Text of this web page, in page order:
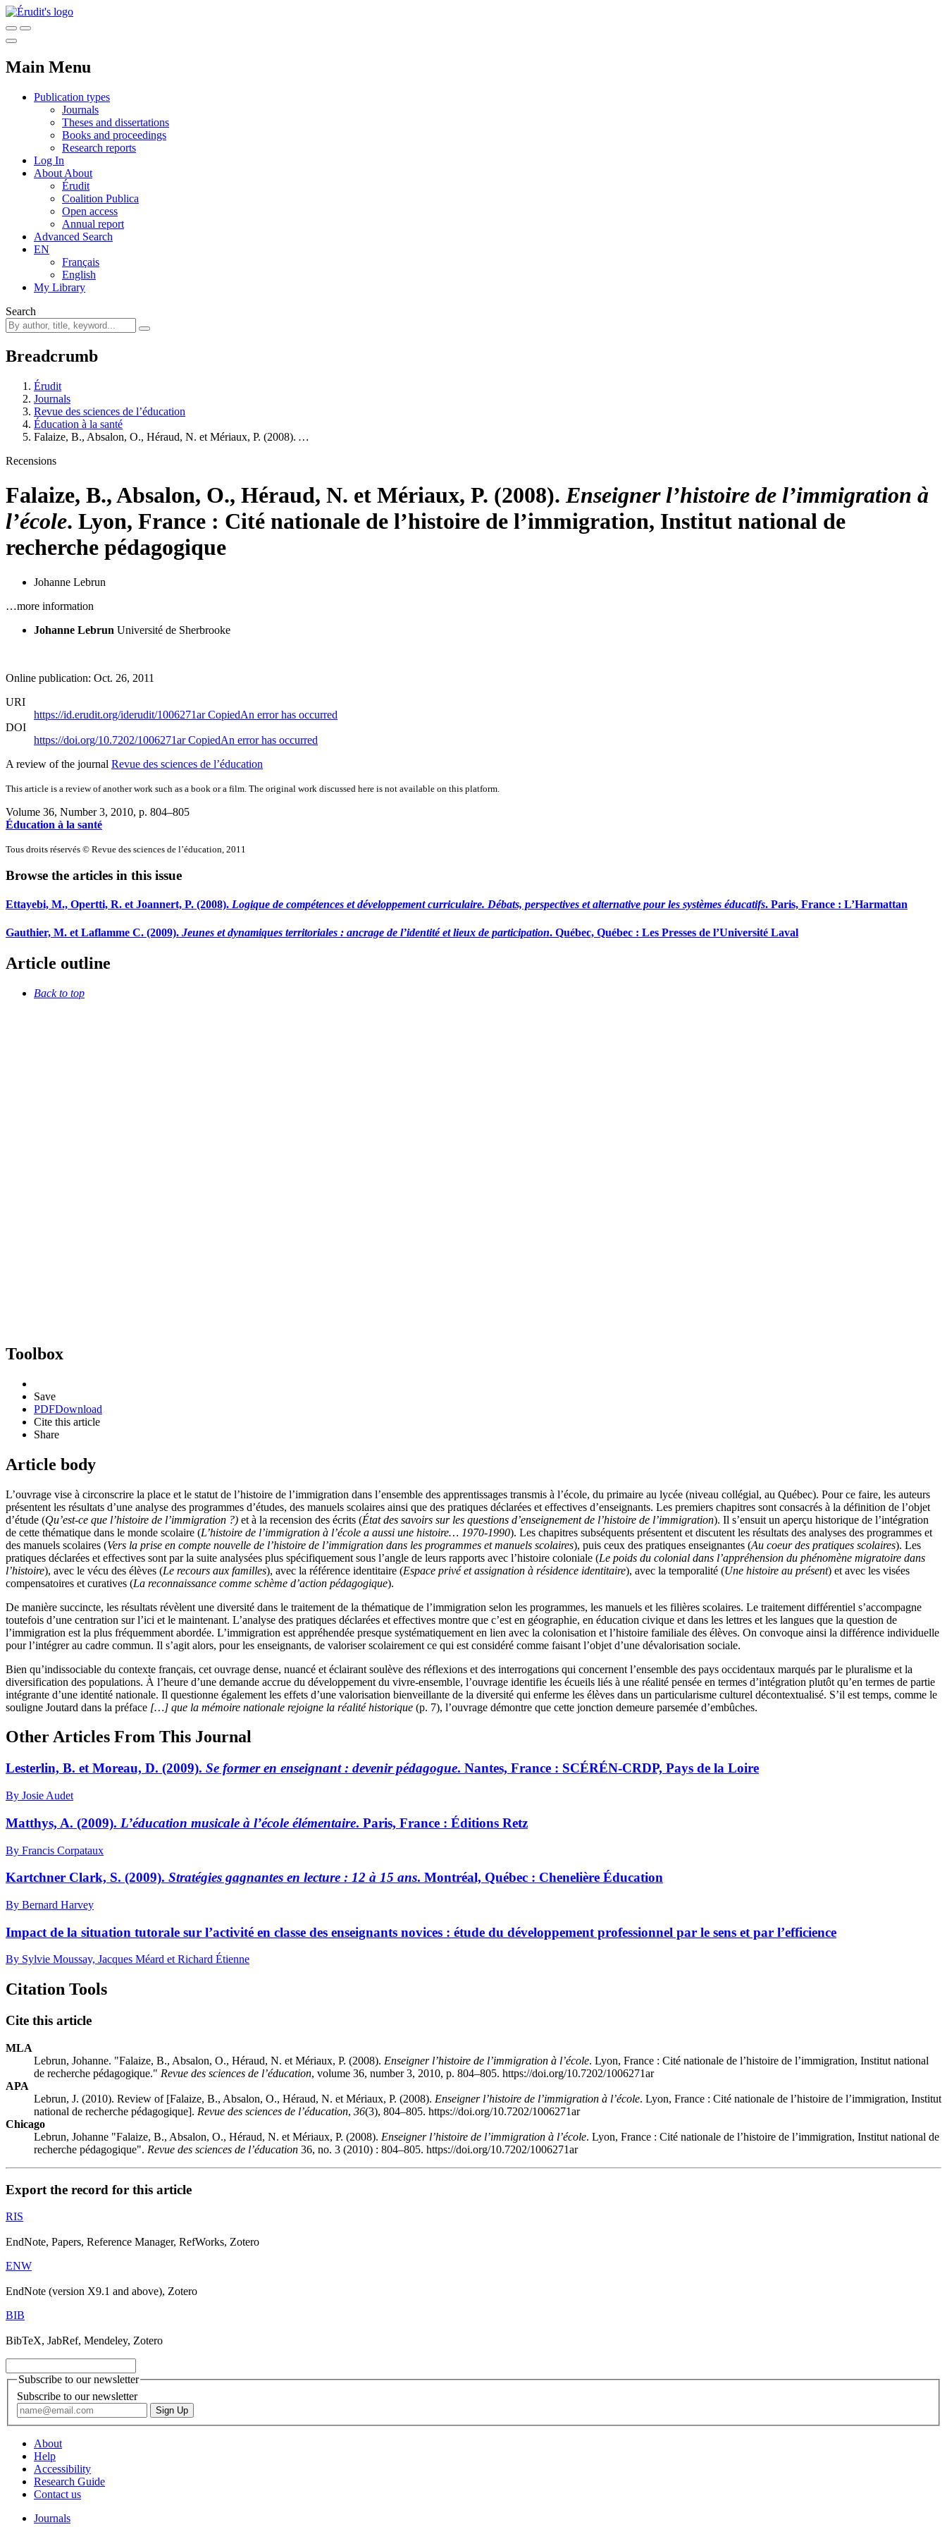
Main Menu
Publication types
Journals
Theses and dissertations
Books and proceedings
Research reports
Log In
About About
Érudit
Coalition Publica
Open access
Annual report
Advanced Search
EN
Français
English
My Library
Search
Breadcrumb
Érudit
Journals
Revue des sciences de l’éducation
Éducation à la santé
Falaize, B., Absalon, O., Héraud, N. et Mériaux, P. (2008). …
Recensions
Falaize, B., Absalon, O., Héraud, N. et Mériaux, P. (2008). Enseigner l’histoire de l’immigration à
l’école. Lyon, France : Cité nationale de l’histoire de l’immigration, Institut national de
recherche pédagogique
Johanne Lebrun
…more information
Johanne Lebrun Université de Sherbrooke
Online publication: Oct. 26, 2011
URI
https://id.erudit.org/iderudit/1006271arCopiedAn error has occurred
DOI
https://doi.org/10.7202/1006271arCopiedAn error has occurred
A review of the journal Revue des sciences de l’éducation
This article is a review of another work such as a book or a film. The original work discussed here is not available on this platform.
Volume 36, Number 3, 2010, p. 804–805
Éducation à la santé
Tous droits réservés © Revue des sciences de l’éducation, 2011
Browse the articles in this issue
Ettayebi, M., Opertti, R. et Joannert, P. (2008). Logique de compétences et développement curriculaire. Débats, perspectives et alternative pour les systèmes éducatifs. Paris, France : L’Harmattan
Gauthier, M. et Laflamme C. (2009). Jeunes et dynamiques territoriales : ancrage de l’identité et lieux de participation. Québec, Québec : Les Presses de l’Université Laval
Article outline
Back to top
Toolbox
Save
PDFDownload
Cite this article
Share
Article body
L’ouvrage vise à circonscrire la place et le statut de l’histoire de l’immigration dans l’ensemble des apprentissages transmis à l’école, du primaire au lycée (niveau collégial, au Québec). Pour ce faire, les auteurs
présentent les résultats d’une analyse des programmes d’études, des manuels scolaires ainsi que des pratiques déclarées et effectives d’enseignants. Les premiers chapitres sont consacrés à la définition de l’objet
d’étude (Qu’est-ce que l’histoire de l’immigration ?) et à la recension des écrits (État des savoirs sur les questions d’enseignement de l’histoire de l’immigration). Il s’ensuit un aperçu historique de l’intégration
de cette thématique dans le monde scolaire (L’histoire de l’immigration à l’école a aussi une histoire… 1970-1990). Les chapitres subséquents présentent et discutent les résultats des analyses des programmes et
des manuels scolaires (Vers la prise en compte nouvelle de l’histoire de l’immigration dans les programmes et manuels scolaires), puis ceux des pratiques enseignantes (Au coeur des pratiques scolaires). Les
pratiques déclarées et effectives sont par la suite analysées plus spécifiquement sous l’angle de leurs rapports avec l’histoire coloniale (Le poids du colonial dans l’appréhension du phénomène migratoire dans
l’histoire), avec le vécu des élèves (Le recours aux familles), avec la référence identitaire (Espace privé et assignation à résidence identitaire), avec la temporalité (Une histoire au présent) et avec les visées
compensatoires et curatives (La reconnaissance comme schème d’action pédagogique).
De manière succincte, les résultats révèlent une diversité dans le traitement de la thématique de l’immigration selon les programmes, les manuels et les filières scolaires. Le traitement différentiel s’accompagne
toutefois d’une centration sur l’ici et le maintenant. L’analyse des pratiques déclarées et effectives montre que c’est en géographie, en éducation civique et dans les lettres et les langues que la question de
l’immigration est la plus fréquemment abordée. L’immigration est appréhendée presque systématiquement en lien avec la colonisation et l’histoire familiale des élèves. On convoque ainsi la différence individuelle
pour l’intégrer au cadre commun. Il s’agit alors, pour les enseignants, de valoriser scolairement ce qui est considéré comme faisant l’objet d’une dévalorisation sociale.
Bien qu’indissociable du contexte français, cet ouvrage dense, nuancé et éclairant soulève des réflexions et des interrogations qui concernent l’ensemble des pays occidentaux marqués par le pluralisme et la
diversification des populations. À l’heure d’une demande accrue du développement du vivre-ensemble, l’ouvrage identifie les écueils liés à une réalité pensée en termes d’intégration plutôt qu’en termes de partie
intégrante d’une identité nationale. Il questionne également les effets d’une valorisation bienveillante de la diversité qui enferme les élèves dans un particularisme culturel décontextualisé. S’il est temps, comme le
souligne Joutard dans la préface […] que la mémoire nationale rejoigne la réalité historique (p. 7), l’ouvrage démontre que cette jonction demeure parsemée d’embûches.
Other Articles From This Journal
Lesterlin, B. et Moreau, D. (2009). Se former en enseignant : devenir pédagogue. Nantes, France : SCÉRÉN-CRDP, Pays de la Loire
By Josie Audet
Matthys, A. (2009). L’éducation musicale à l’école élémentaire. Paris, France : Éditions Retz
By Francis Corpataux
Kartchner Clark, S. (2009). Stratégies gagnantes en lecture : 12 à 15 ans. Montréal, Québec : Chenelière Éducation
By Bernard Harvey
Impact de la situation tutorale sur l’activité en classe des enseignants novices : étude du développement professionnel par le sens et par l’efficience
By Sylvie Moussay, Jacques Méard et Richard Étienne
Citation Tools
Cite this article
MLA
Lebrun, Johanne. "Falaize, B., Absalon, O., Héraud, N. et Mériaux, P. (2008). Enseigner l’histoire de l’immigration à l’école. Lyon, France : Cité nationale de l’histoire de l’immigration, Institut national
de recherche pédagogique." Revue des sciences de l’éducation, volume 36, number 3, 2010, p. 804–805. https://doi.org/10.7202/1006271ar
APA
Lebrun, J. (2010). Review of [Falaize, B., Absalon, O., Héraud, N. et Mériaux, P. (2008). Enseigner l’histoire de l’immigration à l’école. Lyon, France : Cité nationale de l’histoire de l’immigration, Institut
national de recherche pédagogique]. Revue des sciences de l’éducation, 36(3), 804–805. https://doi.org/10.7202/1006271ar
Chicago
Lebrun, Johanne "Falaize, B., Absalon, O., Héraud, N. et Mériaux, P. (2008). Enseigner l’histoire de l’immigration à l’école. Lyon, France : Cité nationale de l’histoire de l’immigration, Institut national de
recherche pédagogique". Revue des sciences de l’éducation 36, no. 3 (2010) : 804–805. https://doi.org/10.7202/1006271ar
Export the record for this article
RIS
EndNote, Papers, Reference Manager, RefWorks, Zotero
ENW
EndNote (version X9.1 and above), Zotero
BIB
BibTeX, JabRef, Mendeley, Zotero
Subscribe to our newsletter
Subscribe to our newsletter
About
Help
Accessibility
Research Guide
Contact us
Journals